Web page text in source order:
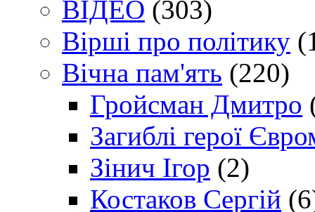
ВІДЕО (303)
Вірші про політику
Вічна пам'ять (220)
Гройсман Дмитро
Загиблі герої
Зінич Ігор (2)
Костаков Сергій